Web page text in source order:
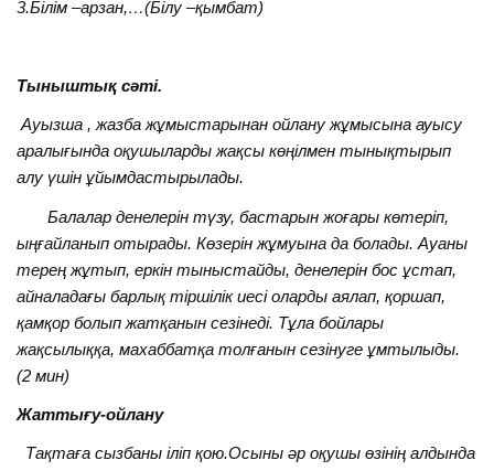
3.Білім –арзан,…(Білу –қымбат)
Тыныштық сәті.
Ауызша , жазба жұмыстарынан ойлану жұмысына ауысу
аралығында оқушыларды жақсы көңілмен тынықтырып
алу үшін ұйымдастырылады.
Балалар денелерін түзу, бастарын жоғары көтеріп,
ыңғайланып отырады. Көзерін жұмуына да болады. Ауаны
терең жұтып, еркін тыныстайды, денелерін бос ұстап,
айналадағы барлық тіршілік иесі оларды аялап, қоршап,
қамқор болып жатқанын сезінеді. Тұла бойлары
жақсылыққа, махаббатқа толғанын сезінуге ұмтылыды.
(2 мин)
Жаттығу-ойлану
Тақтаға сызбаны іліп қою.Осыны әр оқушы өзінің алдында